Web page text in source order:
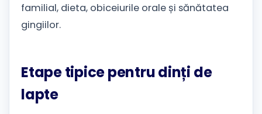
familial, dieta, obiceiurile orale și sănătatea
gingiilor.
Etape tipice pentru dinți de
lapte